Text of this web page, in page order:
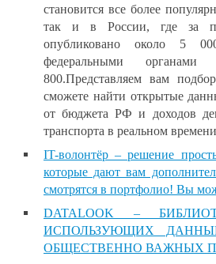
становится все более
так и в России, где за
опубликовано около 5
федеральными
800.Представляем вам
сможете найти открытые
от бюджета РФ и доходов
транспорта в реальном
IT-волонтёр – решение
которые дают вам
смотрятся в портфолио! Вы
DATALOOK –
ИСПОЛЬЗУЮЩИХ
ОБЩЕСТВЕННО ВАЖНЫХ